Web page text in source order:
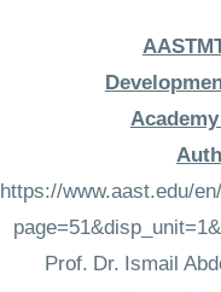
https://www.aast.edu/
Prof. Dr. Ismail